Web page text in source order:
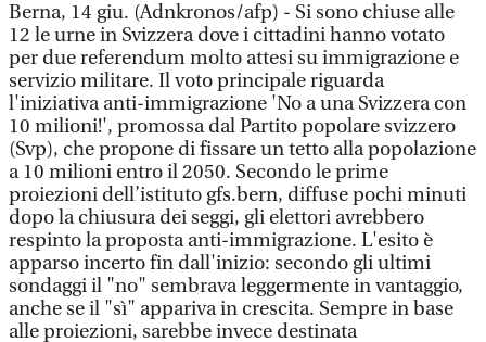
Berna, 14 giu. (Adnkronos/afp) - Si sono chiuse alle
12 le urne in Svizzera dove i cittadini hanno votato
per due referendum molto attesi su immigrazione e
servizio militare. Il voto principale riguarda
l'iniziativa anti-immigrazione 'No a una Svizzera con
10 milioni!', promossa dal Partito popolare svizzero
(Svp), che propone di fissare un tetto alla popolazione
a 10 milioni entro il 2050. Secondo le prime
proiezioni dell’istituto gfs.bern, diffuse pochi minuti
dopo la chiusura dei seggi, gli elettori avrebbero
respinto la proposta anti-immigrazione. L'esito è
apparso incerto fin dall'inizio: secondo gli ultimi
sondaggi il "no" sembrava leggermente in vantaggio,
anche se il "sì" appariva in crescita. Sempre in base
alle proiezioni, sarebbe invece destinata